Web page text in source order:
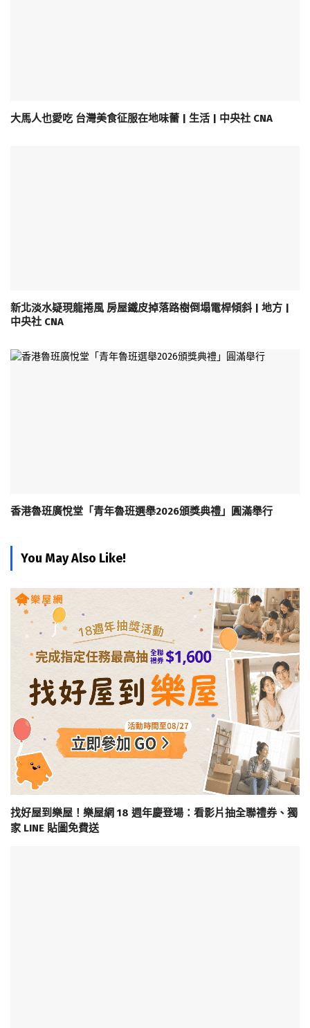
大馬人也愛吃 台灣美食征服在地味蕾 | 生活 | 中央社 CNA
新北淡水疑現龍捲風 房屋鐵皮掉落路樹倒塌電桿傾斜 | 地方 |
中央社 CNA
香港魯班廣悅堂「青年魯班選舉2026頒獎典禮」圓滿舉行
You May Also Like!
找好屋到樂屋！樂屋網 18 週年慶登場：看影片抽全聯禮券、獨
家 LINE 貼圖免費送